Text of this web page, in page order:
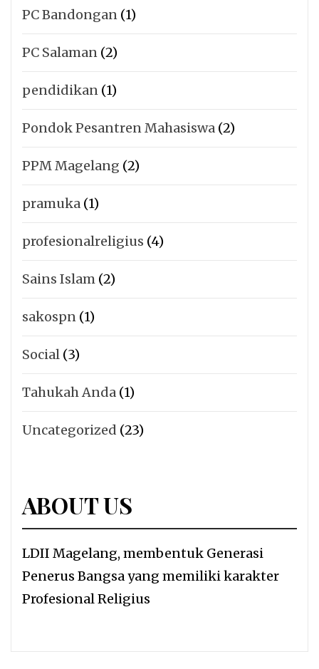
PC Bandongan (1)
PC Salaman (2)
pendidikan (1)
Pondok Pesantren Mahasiswa (2)
PPM Magelang (2)
pramuka (1)
profesionalreligius (4)
Sains Islam (2)
sakospn (1)
Social (3)
Tahukah Anda (1)
Uncategorized (23)
ABOUT US
LDII Magelang, membentuk Generasi
Penerus Bangsa yang memiliki karakter
Profesional Religius